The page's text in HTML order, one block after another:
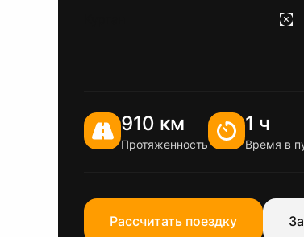
910 км
Протяженность
1 ч
Время в
Рассчитать поездку